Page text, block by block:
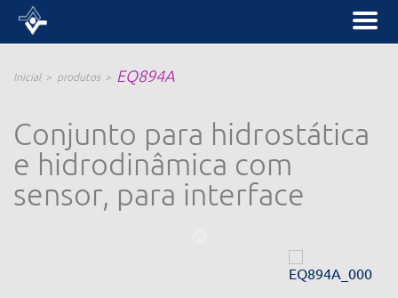
Inicial produtos EQ894A
Conjunto para hidrostática
e hidrodinâmica com
sensor, para interface